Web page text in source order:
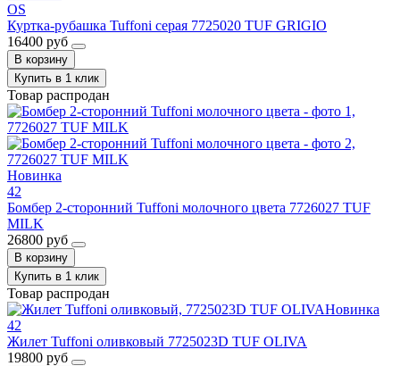
OS
Куртка-рубашка Tuffoni серая 7725020 TUF GRIGIO
16400 руб
В корзину
Купить в 1 клик
Товар распродан
Новинка
42
Бомбер 2-сторонний Tuffoni молочного цвета 7726027 TUF
MILK
26800 руб
В корзину
Купить в 1 клик
Товар распродан
Новинка
42
Жилет Tuffoni оливковый 7725023D TUF OLIVA
19800 руб